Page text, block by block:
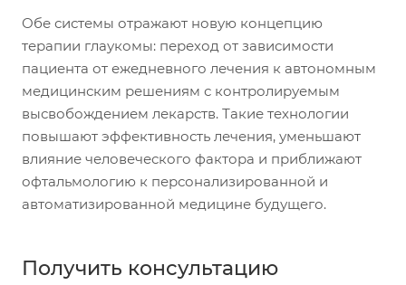
Обе системы отражают новую концепцию
терапии глаукомы: переход от зависимости
пациента от ежедневного лечения к автономным
медицинским решениям с контролируемым
высвобождением лекарств. Такие технологии
повышают эффективность лечения, уменьшают
влияние человеческого фактора и приближают
офтальмологию к персонализированной и
автоматизированной медицине будущего.
Получить консультацию